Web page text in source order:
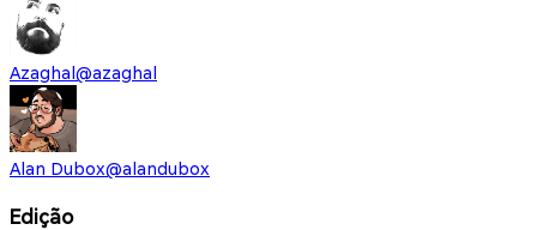
Azaghal @azaghal
Alan Dubox@alandubox
Edição